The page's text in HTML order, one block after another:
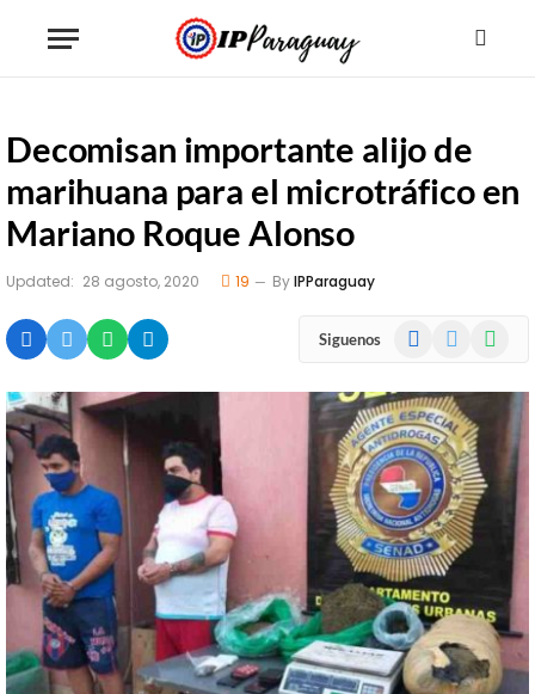
Decomisan importante alijo de
marihuana para el microtráfico en
Mariano Roque Alonso
Updated: 28 agosto, 2020 19 ByIPParaguay
Siguenos Facebook